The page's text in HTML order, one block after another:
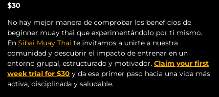
$30
No hay mejor manera de comprobar los beneficios de
beginner muay thai que experimentándolo por ti mismo.
En Sibai Muay Thai te invitamos a unirte a nuestra
comunidad y descubrir el impacto de entrenar en un
entorno grupal, estructurado y motivador. Claim your first
week trial for $30 y da ese primer paso hacia una vida más
activa, disciplinada y saludable.